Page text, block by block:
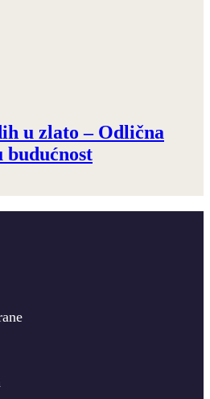
u zlato – Odlična
budućnost